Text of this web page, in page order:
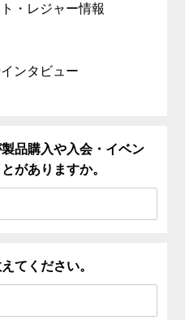
・レジャー情報
ンタビュー
品購入や入会・イベン
がありますか。
てください。